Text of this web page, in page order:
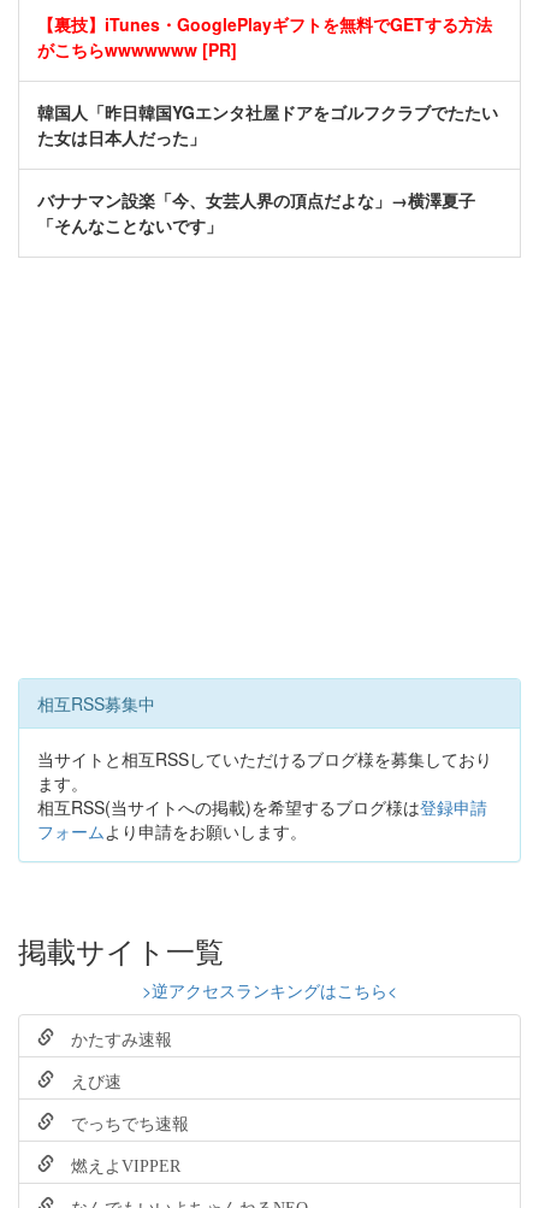
【裏技】iTunes・GooglePlayギフトを無料でGETする方法
がこちらwwwwwww [PR]
韓国人「昨日韓国YGエンタ社屋ドアをゴルフクラブでたたい
た女は日本人だった」
バナナマン設楽「今、女芸人界の頂点だよな」→横澤夏子
「そんなことないです」
相互RSS募集中
当サイトと相互RSSしていただけるブログ様を募集しており
ます。
相互RSS(当サイトへの掲載)を希望するブログ様は登録申請
フォームより申請をお願いします。
掲載サイト一覧
>逆アクセスランキングはこちら<
かたすみ速報
えび速
でっちでち速報
燃えよVIPPER